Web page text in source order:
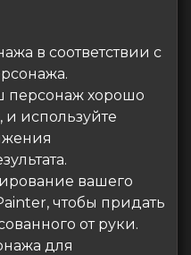
в соответствии с
персонаж хорошо
и используйте
вашего
чтобы придать
от руки.
для